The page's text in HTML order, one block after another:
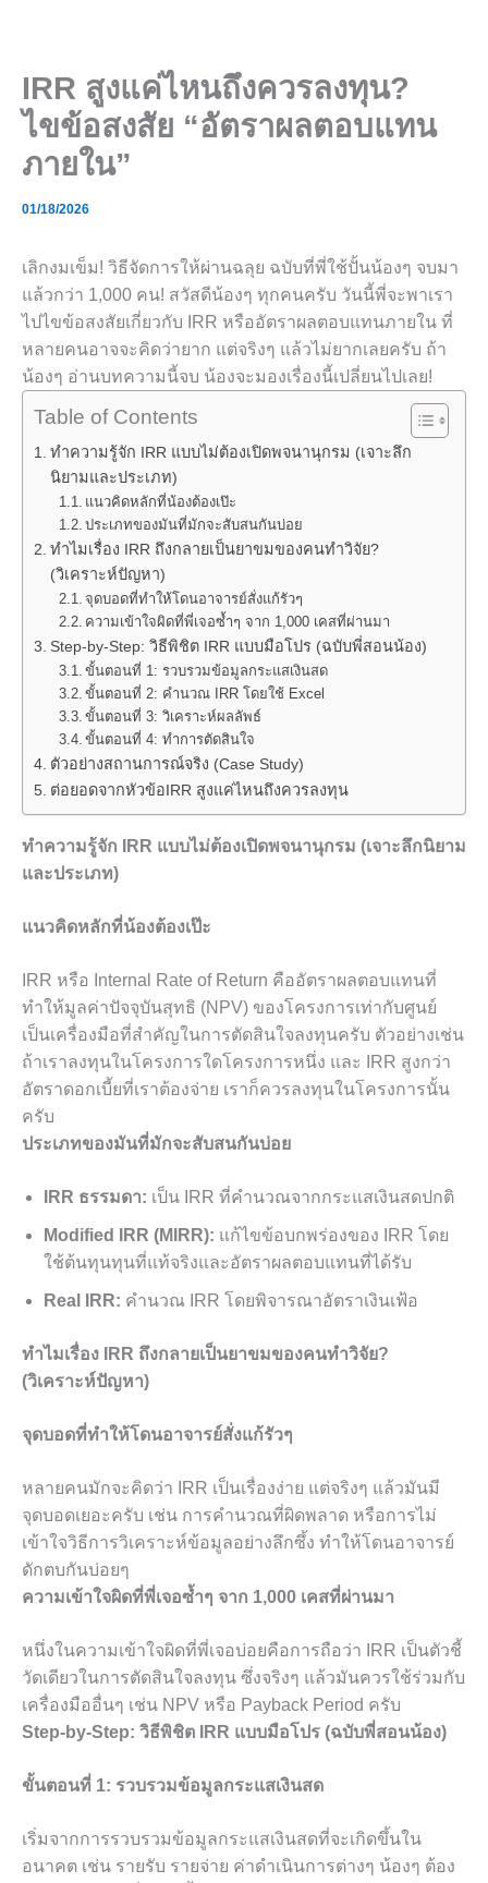
IRR สูงแค่ไหนถึงควรลงทุน?
ไขข้อสงสัย “อัตราผลตอบแทน
ภายใน”
01/18/2026
เลิกงมเข็ม! วิธีจัดการให้ผ่านฉลุย ฉบับที่พี่ใช้ปั้นน้องๆ จบมา
แล้วกว่า 1,000 คน! สวัสดีน้องๆ ทุกคนครับ วันนี้พี่จะพาเรา
ไปไขข้อสงสัยเกี่ยวกับ IRR หรืออัตราผลตอบแทนภายใน ที่
หลายคนอาจจะคิดว่ายาก แต่จริงๆ แล้วไม่ยากเลยครับ ถ้า
น้องๆ อ่านบทความนี้จบ น้องจะมองเรื่องนี้เปลี่ยนไปเลย!
Table of Contents
ทำความรู้จัก IRR แบบไม่ต้องเปิดพจนานุกรม (เจาะลึก
นิยามและประเภท)
แนวคิดหลักที่น้องต้องเป๊ะ
ประเภทของมันที่มักจะสับสนกันบ่อย
ทำไมเรื่อง IRR ถึงกลายเป็นยาขมของคนทำวิจัย?
(วิเคราะห์ปัญหา)
จุดบอดที่ทำให้โดนอาจารย์สั่งแก้รัวๆ
ความเข้าใจผิดที่พี่เจอซ้ำๆ จาก 1,000 เคสที่ผ่านมา
Step-by-Step: วิธีพิชิต IRR แบบมือโปร (ฉบับพี่สอนน้อง)
ขั้นตอนที่ 1: รวบรวมข้อมูลกระแสเงินสด
ขั้นตอนที่ 2: คำนวณ IRR โดยใช้ Excel
ขั้นตอนที่ 3: วิเคราะห์ผลลัพธ์
ขั้นตอนที่ 4: ทำการตัดสินใจ
ตัวอย่างสถานการณ์จริง (Case Study)
ต่อยอดจากหัวข้อIRR สูงแค่ไหนถึงควรลงทุน
ทำความรู้จัก IRR แบบไม่ต้องเปิดพจนานุกรม (เจาะลึกนิยาม
และประเภท)
แนวคิดหลักที่น้องต้องเป๊ะ
IRR หรือ Internal Rate of Return คืออัตราผลตอบแทนที่
ทำให้มูลค่าปัจจุบันสุทธิ (NPV) ของโครงการเท่ากับศูนย์
เป็นเครื่องมือที่สำคัญในการตัดสินใจลงทุนครับ ตัวอย่างเช่น
ถ้าเราลงทุนในโครงการใดโครงการหนึ่ง และ IRR สูงกว่า
อัตราดอกเบี้ยที่เราต้องจ่าย เราก็ควรลงทุนในโครงการนั้น
ครับ
ประเภทของมันที่มักจะสับสนกันบ่อย
IRR ธรรมดา: เป็น IRR ที่คำนวณจากกระแสเงินสดปกติ
Modified IRR (MIRR): แก้ไขข้อบกพร่องของ IRR โดย
ใช้ต้นทุนทุนที่แท้จริงและอัตราผลตอบแทนที่ได้รับ
Real IRR: คำนวณ IRR โดยพิจารณาอัตราเงินเฟ้อ
ทำไมเรื่อง IRR ถึงกลายเป็นยาขมของคนทำวิจัย?
(วิเคราะห์ปัญหา)
จุดบอดที่ทำให้โดนอาจารย์สั่งแก้รัวๆ
หลายคนมักจะคิดว่า IRR เป็นเรื่องง่าย แต่จริงๆ แล้วมันมี
จุดบอดเยอะครับ เช่น การคำนวณที่ผิดพลาด หรือการไม่
เข้าใจวิธีการวิเคราะห์ข้อมูลอย่างลึกซึ้ง ทำให้โดนอาจารย์
ดักตบกันบ่อยๆ
ความเข้าใจผิดที่พี่เจอซ้ำๆ จาก 1,000 เคสที่ผ่านมา
หนึ่งในความเข้าใจผิดที่พี่เจอบ่อยคือการถือว่า IRR เป็นตัวชี้
วัดเดียวในการตัดสินใจลงทุน ซึ่งจริงๆ แล้วมันควรใช้ร่วมกับ
เครื่องมืออื่นๆ เช่น NPV หรือ Payback Period ครับ
Step-by-Step: วิธีพิชิต IRR แบบมือโปร (ฉบับพี่สอนน้อง)
ขั้นตอนที่ 1: รวบรวมข้อมูลกระแสเงินสด
เริ่มจากการรวบรวมข้อมูลกระแสเงินสดที่จะเกิดขึ้นใน
อนาคต เช่น รายรับ รายจ่าย ค่าดำเนินการต่างๆ น้องๆ ต้อง